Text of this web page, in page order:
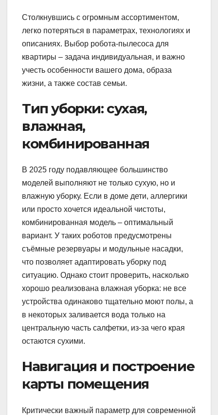
Столкнувшись с огромным ассортиментом,
легко потеряться в параметрах, технологиях и
описаниях. Выбор робота-пылесоса для
квартиры – задача индивидуальная, и важно
учесть особенности вашего дома, образа
жизни, а также состав семьи.
Тип уборки: сухая,
влажная,
комбинированная
В 2025 году подавляющее большинство
моделей выполняют не только сухую, но и
влажную уборку. Если в доме дети, аллергики
или просто хочется идеальной чистоты,
комбинированная модель – оптимальный
вариант. У таких роботов предусмотрены
съёмные резервуары и модульные насадки,
что позволяет адаптировать уборку под
ситуацию. Однако стоит проверить, насколько
хорошо реализована влажная уборка: не все
устройства одинаково тщательно моют полы, а
в некоторых заливается вода только на
центральную часть салфетки, из-за чего края
остаются сухими.
Навигация и построение
карты помещения
Критически важный параметр для современной